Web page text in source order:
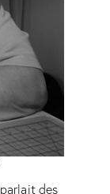
des